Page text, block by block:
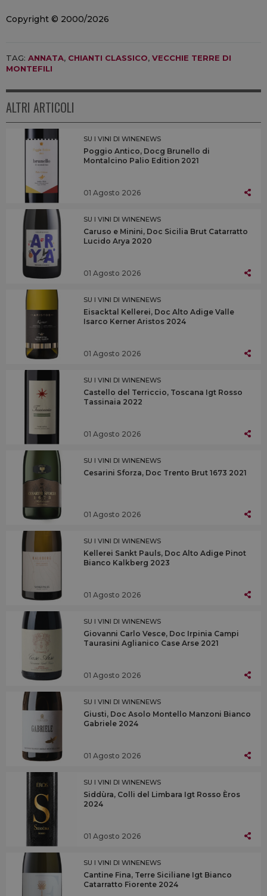
Copyright © 2000/2026
TAG: ANNATA, CHIANTI CLASSICO, VECCHIE TERRE DI
MONTEFILI
ALTRI ARTICOLI
SU I VINI DI WINENEWS
Poggio Antico, Docg Brunello di
Montalcino Palio Edition 2021
01 Agosto 2026
SU I VINI DI WINENEWS
Caruso e Minini, Doc Sicilia Brut Catarratto
Lucido Arya 2020
01 Agosto 2026
SU I VINI DI WINENEWS
Eisacktal Kellerei, Doc Alto Adige Valle
Isarco Kerner Aristos 2024
01 Agosto 2026
SU I VINI DI WINENEWS
Castello del Terriccio, Toscana Igt Rosso
Tassinaia 2022
01 Agosto 2026
SU I VINI DI WINENEWS
Cesarini Sforza, Doc Trento Brut 1673 2021
01 Agosto 2026
SU I VINI DI WINENEWS
Kellerei Sankt Pauls, Doc Alto Adige Pinot
Bianco Kalkberg 2023
01 Agosto 2026
SU I VINI DI WINENEWS
Giovanni Carlo Vesce, Doc Irpinia Campi
Taurasini Aglianico Case Arse 2021
01 Agosto 2026
SU I VINI DI WINENEWS
Giusti, Doc Asolo Montello Manzoni Bianco
Gabriele 2024
01 Agosto 2026
SU I VINI DI WINENEWS
Siddùra, Colli del Limbara Igt Rosso Èros
2024
01 Agosto 2026
SU I VINI DI WINENEWS
Cantine Fina, Terre Siciliane Igt Bianco
Catarratto Fiorente 2024